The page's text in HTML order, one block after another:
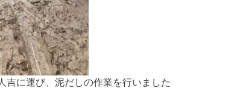
吉に運び、泥だしの作業を行いました